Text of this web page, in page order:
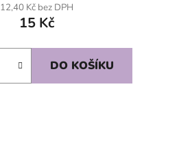
12,40 Kč bez DPH
15 Kč
DO KOŠÍKU